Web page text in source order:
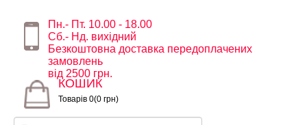
Пн.- Пт. 10.00 - 18.00
Сб.- Нд. вихідний
Безкоштовна доставка передоплачених
замовлень
від 2500 грн.
КОШИК
Товарів 0(0 грн)